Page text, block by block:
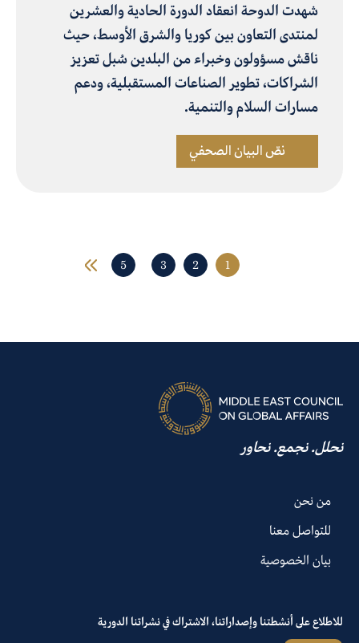
شهدت الدوحة انعقاد الدورة الحادية والعشرين
لمنتدى التعاون بين كوريا والشرق الأوسط، حيث
ناقش مسؤولون وخبراء من البلدين سُبل تعزيز
الشراكات، تطوير الصناعات المستقبلية، ودعم
مسارات السلام والتنمية.
نصّ البيان الصحفي
1
2
3
5
نحلل. نجمع. نحاور
من نحن
للتواصل معنا
بيان الخصوصية
للاطلاع على أنشطتنا وإصداراتنا، الاشتراك في نشراتنا الدورية